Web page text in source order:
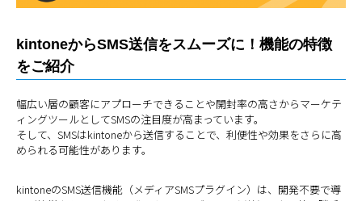
kintoneからSMS送信をスムーズに！機能の特徴
をご紹介
幅広い層の顧客にアプローチできることや開封率の高さからマーケテ
ィングツールとしてSMSの注目度が高まっています。
そして、SMSはkintoneから送信することで、利便性や効果をさらに高
められる可能性があります。
kintoneのSMS送信機能（メディアSMSプラグイン）は、開発不要で導